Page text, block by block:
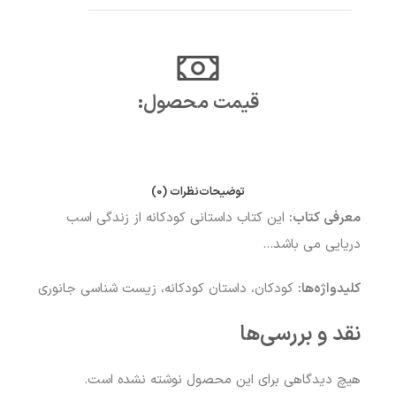
قیمت محصول:​
توضیحاتنظرات (0)
معرفی کتاب: این کتاب داستانی کودکانه از زندگی اسب
دریایی می باشد…
کلیدواژه‌ها: کودکان، داستان کودکانه، زیست شناسی جانوری
نقد و بررسی‌ها
هیچ دیدگاهی برای این محصول نوشته نشده است.